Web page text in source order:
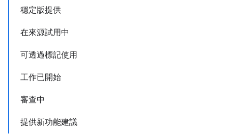
穩定版提供
在來源試用中
可透過標記使用
工作已開始
審查中
提供新功能建議